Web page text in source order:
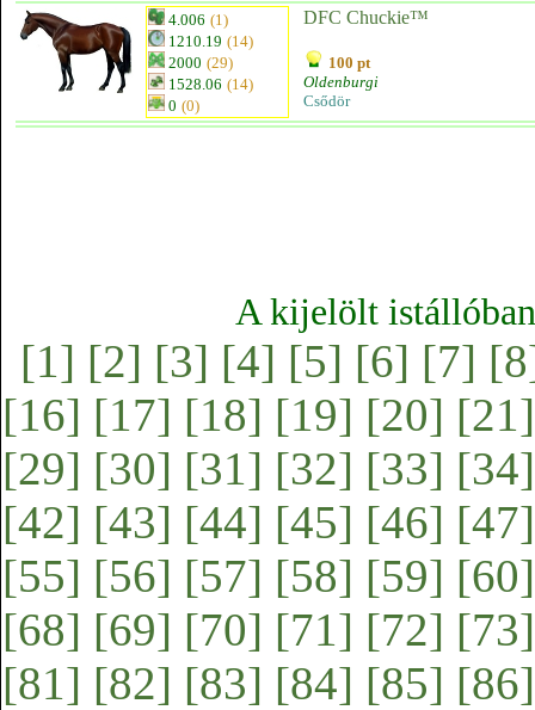
4.006 (1)
1210.19 (14)
2000 (29)
1528.06 (14)
0 (0)
DFC Chuckie™
100 pt
Oldenburgi
Csődör
A kijelölt
[1] [2] [3] [4] [5] [6] [7]
[16] [17] [18] [19] [20] [21]
[29] [30] [31] [32] [33] [34]
[42] [43] [44] [45] [46] [47]
[55] [56] [57] [58] [59] [60]
[68] [69] [70] [71] [72] [73]
[81] [82] [83] [84] [85] [86]